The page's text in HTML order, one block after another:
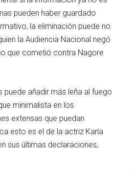
pueden haber guardado
la eliminación puede no
la Audiencia Nacional negó
que cometió contra Nagore
puede añadir más leña al fuego
minimalista en los
extensas que puedan
esto es el de la actriz Karla
sus últimas declaraciones,